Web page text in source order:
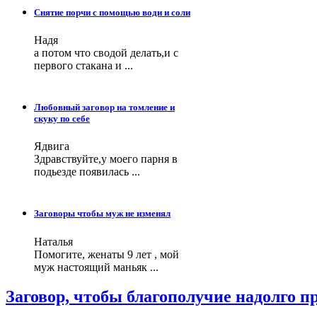
Снятие порчи с помощью води и соли
Надя
а потом что сводой делать,и с
первого стакана и ...
Любовный заговор на томление и
скуку по себе
Ядвига
Здравствуйте,у моего парня в
подьезде появилась ...
Заговоры чтобы муж не изменял
Наталья
Помогите, женаты 9 лет , мой
муж настоящий маньяк ...
Заговор, чтобы благополучие надолго